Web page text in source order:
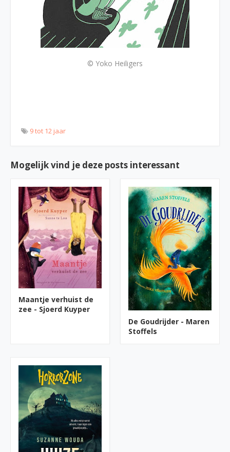
© Yoko Heiligers
9 tot 12 jaar
Mogelijk vind je deze posts interessant
Maantje verhuist de
zee - Sjoerd Kuyper
De Goudrijder - Maren
Stoffels